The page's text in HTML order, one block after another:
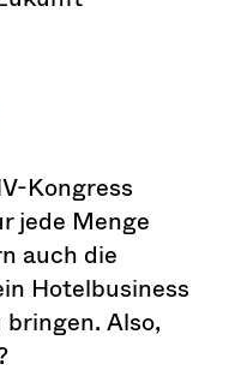
Kongress
jede Menge
auch die
Hotelbusiness
Also,